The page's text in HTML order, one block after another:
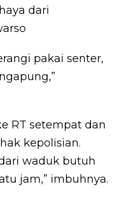
dari
pakai senter,
RT setempat dan
kepolisian.
waduk butuh
jam,” imbuhnya.